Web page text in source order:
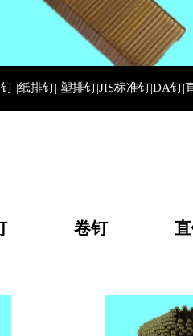
|纸排钉| 塑排钉|JIS标准钉|DA钉|
卷钉